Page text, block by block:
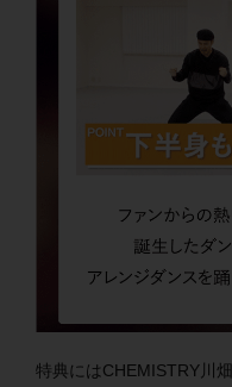
特典にはCHEMISTRY川